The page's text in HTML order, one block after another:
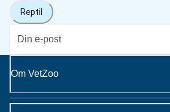
Reptil
Om VetZoo